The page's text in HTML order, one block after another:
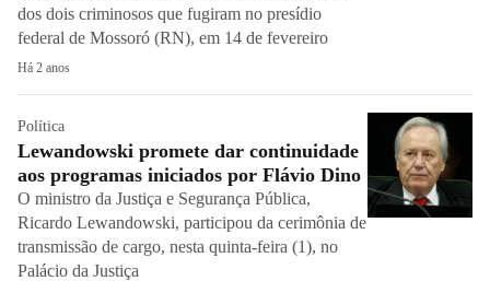
dos dois criminosos que fugiram no presídio
federal de Mossoró (RN), em 14 de fevereiro
Há 2 anos
Política
Lewandowski promete dar continuidade
aos programas iniciados por Flávio Dino
O ministro da Justiça e Segurança Pública,
Ricardo Lewandowski, participou da cerimônia de
transmissão de cargo, nesta quinta-feira (1), no
Palácio da Justiça